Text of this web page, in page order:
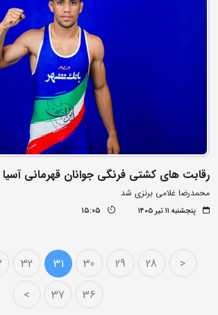
رقابت های کشتی فرنگی جوانان قهرمانی آسیا
محمدرضا غلامی برنزی شد
پنجشنبه ۱۱ تیر ۱۴۰۵ 15:05
<
28
29
30
31
32
36
37
>